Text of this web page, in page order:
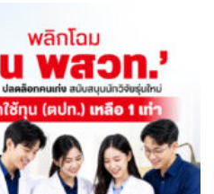
โดย พรรคเพื่อไทย